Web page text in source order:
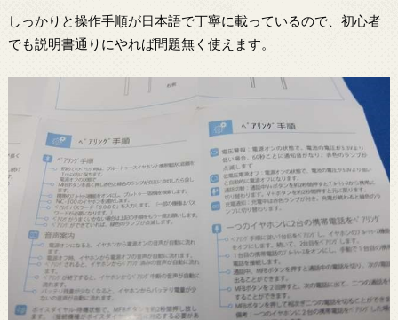
しっかりと操作手順が日本語で丁寧に載っているので、初心者
でも説明書通りにやれば問題無く使えます。